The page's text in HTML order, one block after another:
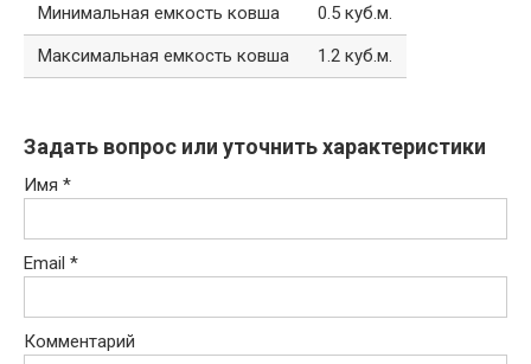
Минимальная емкость ковша
0.5 куб.м.
Максимальная емкость ковша
1.2 куб.м.
Задать вопрос или уточнить характеристики
Имя *
Email *
Комментарий